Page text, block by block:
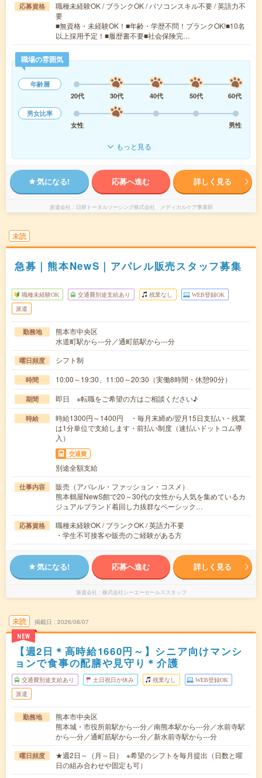
応募資格
職種未経験OK / ブランクOK / パソコンスキル不要 / 英語力不
要
■無資格・未経験OK！■年齢・学歴不問！ブランクOK!■10名
以上採用予定！■履歴書不要■社会保険完…
職場の雰囲気
年齢層
20代
30代 40代 50代
60代
男女比率
女性
男性
もっと見る
気になる! 応募へ進む 詳しく見る
派遣会社 日研トータルソーシング株式会社 メディカルケア事業部
未読
急募｜熊本NewS｜アパレル販売スタッフ募集
職種未経験OK 交通費別途支給あり 残業なし WEB登録OK
派遣
勤務地
熊本市中央区
水道町駅から---分／通町筋駅から---分
曜日頻度 シフト制
時間 10:00～19:30、11:00～20:30（実働8時間・休憩90分）
期間 即日 ※転職をご希望の方はご相談ください♪
時給
時給1300円～1400円 ・毎月末締め/翌月15日支払い・残業
は1分単位で支給します・前払い制度（速払いドットコム導
入）
交通費
別途全額支給
仕事内容
販売（アパレル・ファッション・コスメ）
熊本鶴屋NewS館で20～30代の女性から人気を集めているカ
ジュアルブランド着回し力抜群なベーシック…
応募資格
職種未経験OK / ブランクOK / 英語力不要
・学生不可接客や販売のご経験がある方
気になる! 応募へ進む 詳しく見る
派遣会社 株式会社シーエーセールススタッフ
未読
NEW
掲載日 2026/08/07
【週2日＊高時給1660円～】シニア向けマンシ
ョンで食事の配膳や見守り＊介護
交通費別途支給あり 土日祝日が休み 残業なし WEB登録OK
派遣
勤務地
熊本市中央区
熊本城・市役所前駅から---分／南熊本駅から---分／水前寺駅
から---分／通町筋駅から---分／新水前寺駅から---分
曜日頻度
★週2日～（月～日） ※希望のシフトを毎月提出（日数と曜
日の組み合わせや固定も可）